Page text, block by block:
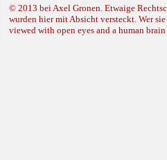
© 2013 bei Axel Gronen. Etwaige
wurden hier mit Absicht versteckt. Wer
viewed with open eyes and a human